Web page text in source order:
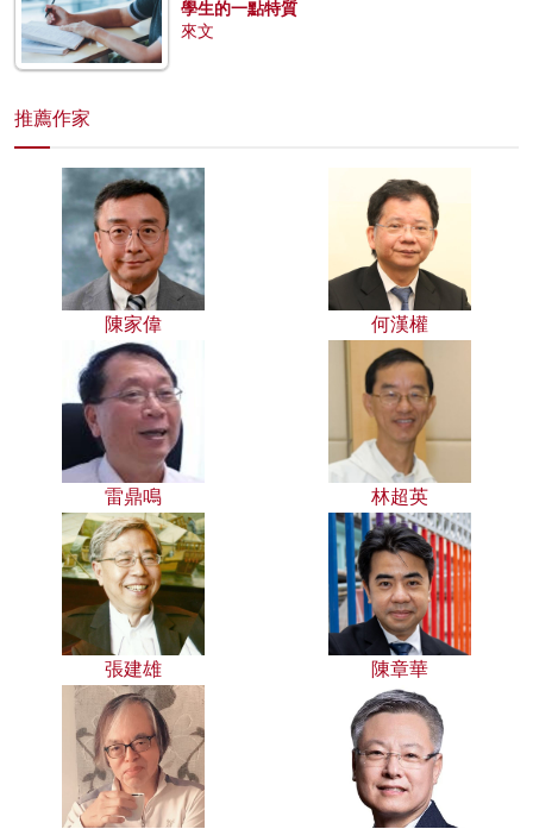
學生的一點特質
來文
推薦作家
陳家偉 何漢權
雷鼎鳴 林超英
張建雄 陳章華